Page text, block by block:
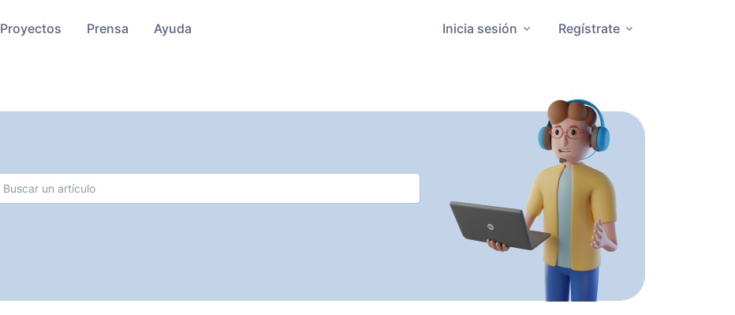
Proyectos Prensa Ayuda Inicia sesión Regístrate